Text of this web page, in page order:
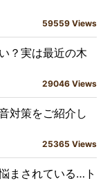
59559 Views
？実は最近の木
29046 Views
対策をご紹介し
25365 Views
まされている…ト